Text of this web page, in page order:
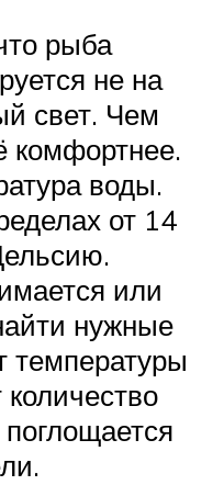
рыба
не на
свет. Чем
комфортнее.
воды.
от 14
или
нужные
температуры